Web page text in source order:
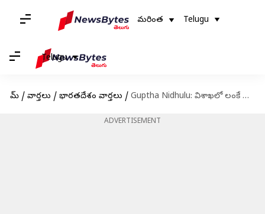
మరింత Telugu
Telugu
హోమ్ / వార్తలు / భారతదేశం వార్తలు / Guptha Nidhulu: విశాఖలో లంకే బిందుల కోసం తవ్వకాలు.. నెల రోజుల నుంచి పూజలు!
ADVERTISEMENT